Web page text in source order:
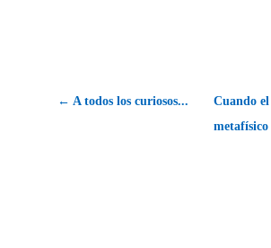
← A todos los curiosos...
Cuando